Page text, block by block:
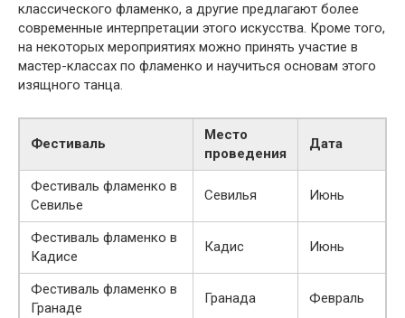
классического фламенко, а другие предлагают более
современные интерпретации этого искусства. Кроме того,
на некоторых мероприятиях можно принять участие в
мастер-классах по фламенко и научиться основам этого
изящного танца.
Фестиваль
Место
проведения
Дата
Фестиваль фламенко в
Севилье
Севилья Июнь
Фестиваль фламенко в
Кадисе
Кадис Июнь
Фестиваль фламенко в
Гранаде
Гранада Февраль